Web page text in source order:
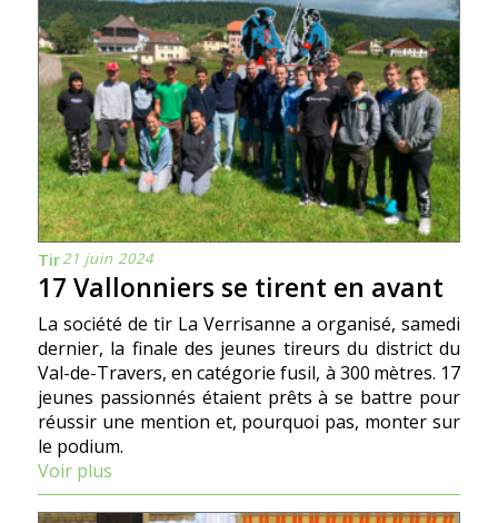
Tir21 juin 2024
17 Vallonniers se tirent en avant
La société de tir La Verrisanne a organisé, samedi
dernier, la finale des jeunes tireurs du district du
Val-de-Travers, en catégorie fusil, à 300 mètres. 17
jeunes passionnés étaient prêts à se battre pour
réussir une mention et, pourquoi pas, monter sur
le podium.
Voir plus